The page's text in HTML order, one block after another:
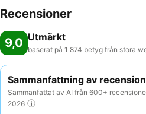
Recensioner
9,0 Utmärkt
baserat på 1 874 betyg från stora
Sammanfattning av
Sammanfattat av AI från 600+
2026